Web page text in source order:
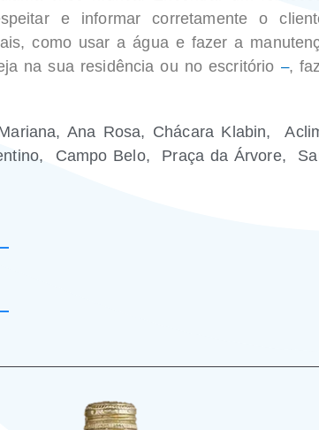
e informar corretamente o
como usar a água e fazer a
na sua residência ou no escritório –,
Ana Rosa, Chácara Klabin,
Campo Belo, Praça da Árvore,